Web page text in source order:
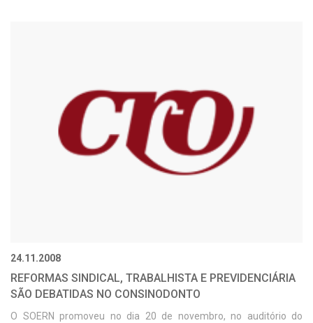
24.11.2008
REFORMAS SINDICAL, TRABALHISTA E PREVIDENCIÁRIA
SÃO DEBATIDAS NO CONSINODONTO
O SOERN promoveu no dia 20 de novembro, no auditório do